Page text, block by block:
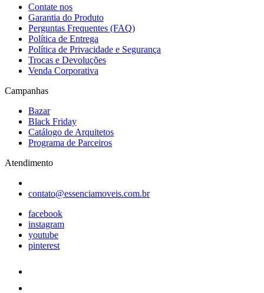
Contate nos
Garantia do Produto
Perguntas Frequentes (FAQ)
Política de Entrega
Política de Privacidade e Segurança
Trocas e Devoluções
Venda Corporativa
Campanhas
Bazar
Black Friday
Catálogo de Arquitetos
Programa de Parceiros
Atendimento
contato@essenciamoveis.com.br
facebook
instagram
youtube
pinterest